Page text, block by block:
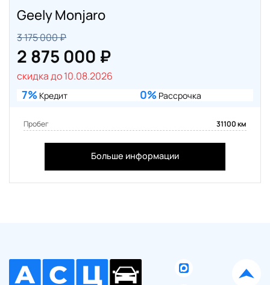
Geely Monjaro
3 175 000 ₽
2 875 000 ₽
скидка до 10.08.2026
7% Кредит 0% Рассрочка
Пробег 31100 км
Больше информации